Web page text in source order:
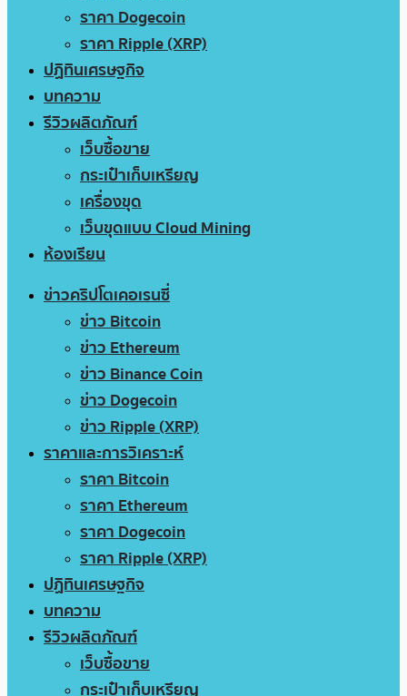
ราคา Dogecoin
ราคา Ripple (XRP)
ปฏิทินเศรษฐกิจ
บทความ
รีวิวผลิตภัณฑ์
เว็บซื้อขาย
กระเป๋าเก็บเหรียญ
เครื่องขุด
เว็บขุดแบบ Cloud Mining
ห้องเรียน
ข่าวคริปโตเคอเรนซี่
ข่าว Bitcoin
ข่าว Ethereum
ข่าว Binance Coin
ข่าว Dogecoin
ข่าว Ripple (XRP)
ราคาและการวิเคราะห์
ราคา Bitcoin
ราคา Ethereum
ราคา Dogecoin
ราคา Ripple (XRP)
ปฏิทินเศรษฐกิจ
บทความ
รีวิวผลิตภัณฑ์
เว็บซื้อขาย
กระเป๋าเก็บเหรียญ